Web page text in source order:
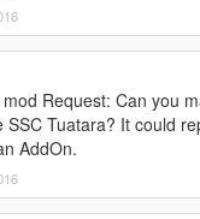
Request: Can you
SSC Tuatara? It could
AddOn.